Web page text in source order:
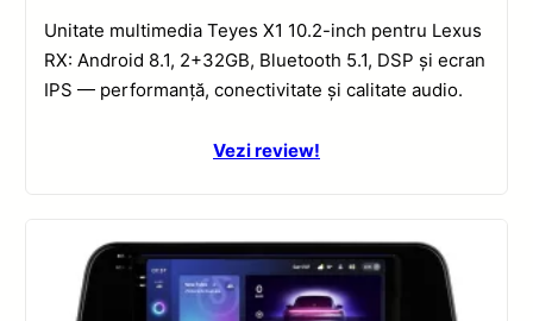
Unitate multimedia Teyes X1 10.2-inch pentru Lexus
RX: Android 8.1, 2+32GB, Bluetooth 5.1, DSP și ecran
IPS — performanță, conectivitate și calitate audio.
Vezi review!